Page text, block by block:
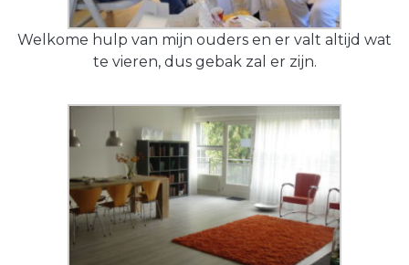
Welkome hulp van mijn ouders en er valt altijd wat
te vieren, dus gebak zal er zijn.